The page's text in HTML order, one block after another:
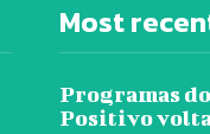
Most
Programas
Positivo